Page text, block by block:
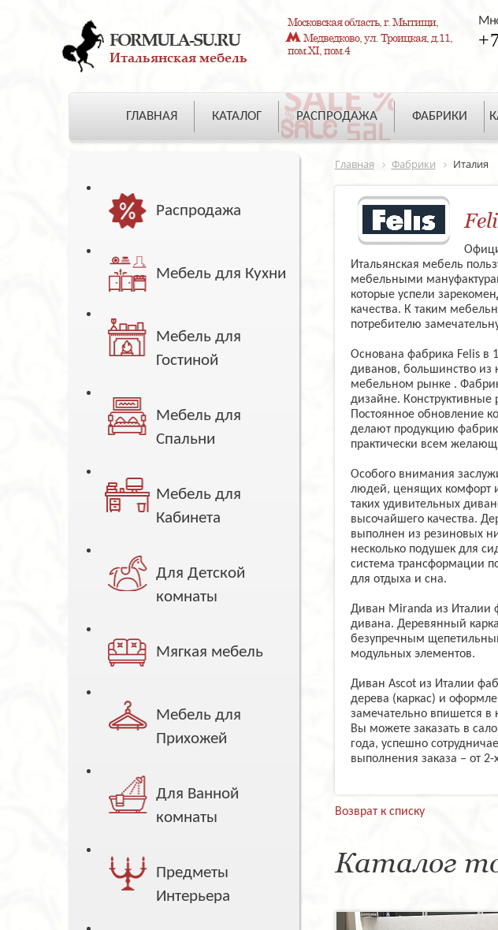
FORMULA-SU.RU
Итальянская мебель
Московская область, г. Мытищи,
Медведково, ул. Троицкая, д.11,
пом.XI, пом.4
ГЛАВНАЯ КАТАЛОГ РАСПРОДАЖА ФАБРИКИ
Распродажа
Мебель для Кухни
Мебель для
Гостиной
Мебель для
Спальни
Мебель для
Кабинета
Для Детской
комнаты
Мягкая мебель
Мебель для
Прихожей
Для Ванной
комнаты
Предметы
Интерьера
Главная Фабрики Италия
Итальянская мебель
мебельными
которые успели
качества. К таким
потребителю
Основана фабрика Felis в
диванов, большинство из
мебельном рынке .
дизайне. Конструктивные
Постоянное обновление
делают продукцию
практически всем
Особого внимания
людей, ценящих комфорт
таких удивительных
высочайшего качества.
выполнен из резиновых
несколько подушек для
система трансформации
для отдыха и сна.
Диван Miranda из Италии
дивана. Деревянный
безупречным
модульных элементов.
Диван Ascot из Италии
дерева (каркас) и
замечательно впишется в
Вы можете заказать в
года, успешно
выполнения заказа – от
Возврат к списку
Каталог